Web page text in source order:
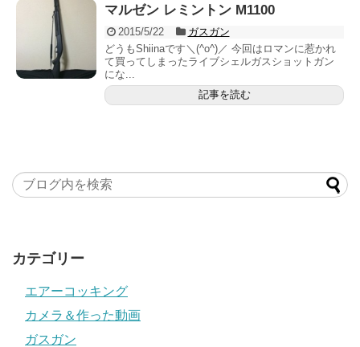
マルゼン レミントン M1100
2015/5/22
ガスガン
どうもShiinaです＼(^o^)／ 今回はロマンに惹かれ
て買ってしまったライブシェルガスショットガン
にな...
記事を読む
カテゴリー
エアーコッキング
カメラ＆作った動画
ガスガン